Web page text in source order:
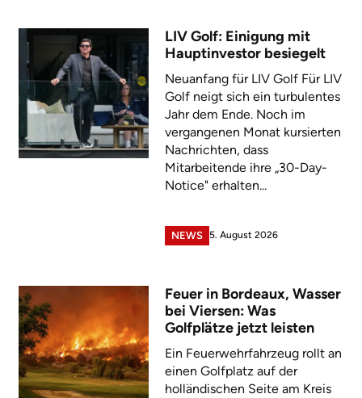
LIV Golf: Einigung mit
Hauptinvestor besiegelt
Neuanfang für LIV Golf Für LIV
Golf neigt sich ein turbulentes
Jahr dem Ende. Noch im
vergangenen Monat kursierten
Nachrichten, dass
Mitarbeitende ihre „30-Day-
Notice" erhalten...
NEWS 5. August 2026
Feuer in Bordeaux, Wasser
bei Viersen: Was
Golfplätze jetzt leisten
Ein Feuerwehrfahrzeug rollt an
einen Golfplatz auf der
holländischen Seite am Kreis